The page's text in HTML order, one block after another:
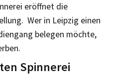
eröffnet die
Wer in Leipzig einen
belegen möchte,
Spinnerei